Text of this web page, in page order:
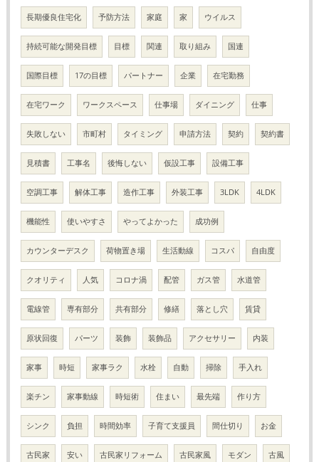
長期優良住宅化 予防方法 家庭 家 ウイルス
持続可能な開発目標 目標 関連 取り組み 国連
国際目標 17の目標 パートナー 企業 在宅勤務
在宅ワーク ワークスペース 仕事場 ダイニング 仕事
失敗しない 市町村 タイミング 申請方法 契約 契約書
見積書 工事名 後悔しない 仮設工事 設備工事
空調工事 解体工事 造作工事 外装工事 3LDK 4LDK
機能性 使いやすさ やってよかった 成功例
カウンターデスク 荷物置き場 生活動線 コスパ 自由度
クオリティ 人気 コロナ渦 配管 ガス管 水道管
電線管 専有部分 共有部分 修繕 落とし穴 賃貸
原状回復 パーツ 装飾 装飾品 アクセサリー 内装
家事 時短 家事ラク 水栓 自動 掃除 手入れ
楽チン 家事動線 時短術 住まい 最先端 作り方
シンク 負担 時間効率 子育て支援員 間仕切り お金
古民家 安い 古民家リフォーム 古民家風 モダン 古風